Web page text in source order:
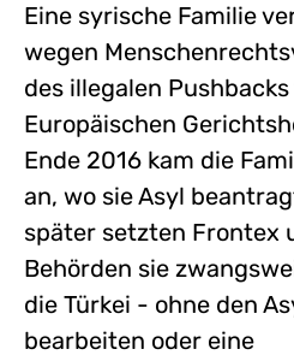
Eine syrische Familie
wegen
des illegalen
Europäischen
Ende 2016 kam die
an, wo sie Asyl
später setzten Frontex
Behörden sie
die Türkei - ohne den
bearbeiten oder eine